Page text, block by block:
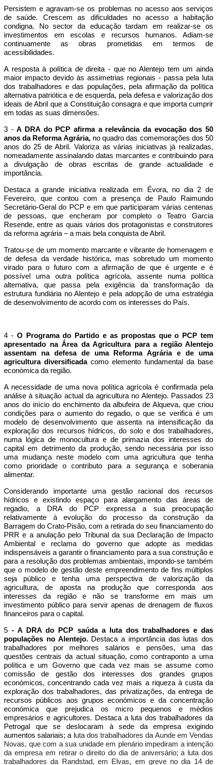
Persistem e agravam-se os problemas no acesso aos serviços
de saúde. Crescem as dificuldades no acesso a habitação
condigna. No sector da educação tardam em realizar-se os
investimentos em escolas e recursos humanos. Adiam-se
continuamente as obras prometidas em termos de
acessibilidades.
A resposta à política de direita - que no Alentejo tem um ainda
maior impacto devido às assimetrias regionais - passa pela luta
dos trabalhadores e das populações, pela afirmação da política
alternativa patriótica e de esquerda, pela defesa e valorização dos
ideais de Abril que a Constituição consagra e que importa cumprir
em todas as suas dimensões.
3 -A DRA do PCP afirma a relevância da evocação dos 50
anos da Reforma Agrária, no quadro das comemorações dos 50
anos do 25 de Abril. Valoriza as várias iniciativas já realizadas,
nomeadamente assinalando datas marcantes e contribuindo para
a divulgação de obras escritas de grande actualidade e
importância.
Destaca a grande iniciativa realizada em Évora, no dia 2 de
Fevereiro, que contou com a presença de Paulo Raimundo
Secretário-Geral do PCP e em que participaram várias centenas
de pessoas, que encheram por completo o Teatro Garcia
Resende, entre as quais vários dos protagonistas e construtores
da reforma agrária – a mais bela conquista de Abril.
Tratou-se de um momento marcante e vibrante de homenagem e
de defesa da verdade histórica, mas sobretudo um momento
virado para o futuro com a afirmação de que é urgente e é
possível uma outra política agrícola, assente numa política
alternativa, que passa pela exigência da transformação da
estrutura fundiária no Alentejo e pela adopção de uma estratégia
de desenvolvimento de acordo com os interesses do País.
4 - O Programa do Partido e as propostas que o PCP tem
apresentado na Área da Agricultura para a região Alentejo
assentam na defesa de uma Reforma Agrária e de uma
agricultura diversificadacomo elemento fundamental da base
económica da região.
A necessidade de uma nova política agrícola é confirmada pela
análise à situação actual da agricultura no Alentejo. Passados 23
anos do início do enchimento da albufeira de Alqueva, que criou
condições para o aumento do regadio, o que se verifica é um
modelo de desenvolvimento que assenta na intensificação da
exploração dos recursos hídricos, do solo e dos trabalhadores,
numa lógica de monocultura e de primazia dos interesses do
capital em detrimento da produção, sendo necessária por isso
uma mudança neste modelo com uma agricultura que tenha
como prioridade o contributo para a segurança e soberania
alimentar.
Considerando importante uma gestão racional dos recursos
hídricos e existindo espaço para alargamento das áreas de
regadio, a DRA do PCP expressa a sua preocupação
relativamente à evolução do processo da construção da
Barragem do Crato-Pisão, com a retirada do seu financiamento do
PRR e a anulação pelo Tribunal da sua Declaração de Impacto
Ambiental e reclama do governo que adopte as medidas
indispensáveis a garantir o financiamento para a sua construção e
para a resolução dos problemas ambientais, impondo-se também
que o modelo de gestão deste empreendimento de fins múltiplos
seja público e tenha uma perspectiva de valorização da
agricultura, de aposta na produção que corresponda aos
interesses da região e não se transforme em mais um
investimento público para servir apenas de drenagem de fluxos
financeiros para o capital.
5- A DRA do PCP saúda a luta dos trabalhadores e das
populações no Alentejo.Destaca a importância das lutas dos
trabalhadores por melhores salários e pensões, uma das
questões centrais da actual situação, como contraponto a uma
política e um Governo que cada vez mais se assume como
comissão de gestão dos interesses dos grandes grupos
económicos, concentrando cada vez mais a riqueza à custa da
exploração dos trabalhadores, das privatizações, da entrega de
recursos públicos aos grupos económicos e da concentração
económica que prejudica os micro pequenos e médios
empresários e agricultores. Destaca a luta dos trabalhadores da
Petrogal que se deslocaram à sede da empresa exigindo
aumentos salariais; a l uta dos trabalhadores da Aunde em Vendas
Novas, que com a sua unidade em plenário impediram a intenção
da empresa em retirar o direito do dia de aniversário; a luta dos
trabalhadores da Randstad, em Elvas, em greve no dia 14 de